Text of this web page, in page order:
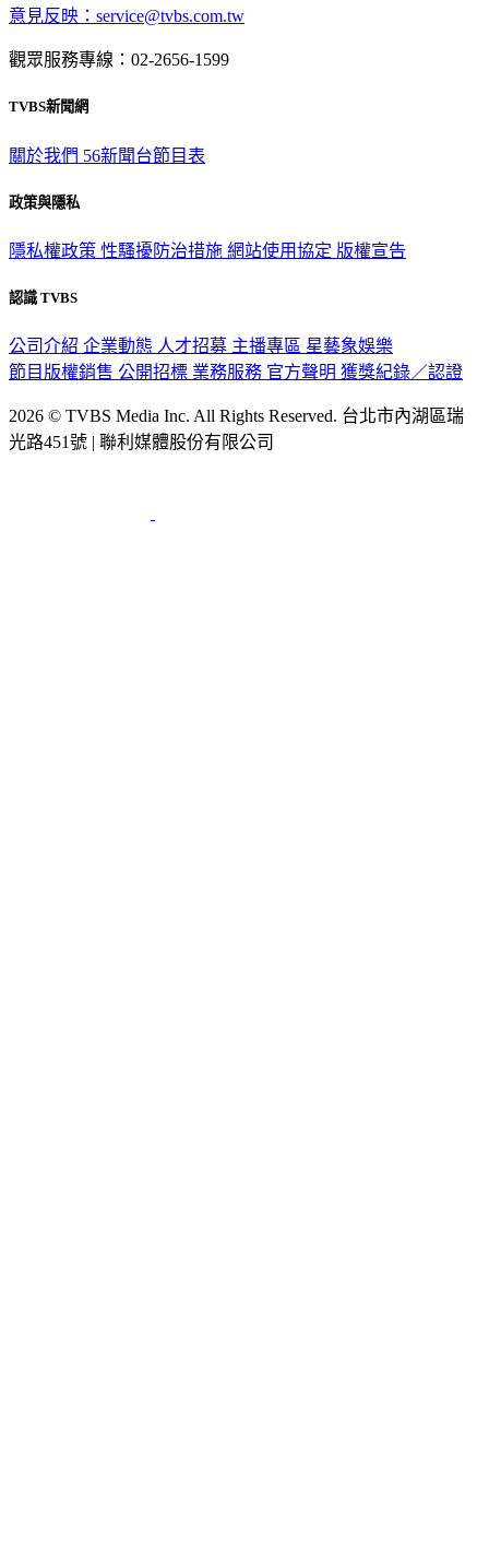
意見反映：service@tvbs.com.tw
觀眾服務專線：02-2656-1599
TVBS新聞網
關於我們 56新聞台節目表
政策與隱私
隱私權政策 性騷擾防治措施 網站使用協定 版權宣告
認識 TVBS
公司介紹 企業動態 人才招募 主播專區 星藝象娛樂
節目版權銷售 公開招標 業務服務 官方聲明 獲獎紀錄／認證
2026 © TVBS Media Inc. All Rights Reserved. 台北市內湖區瑞
光路451號 | 聯利媒體股份有限公司